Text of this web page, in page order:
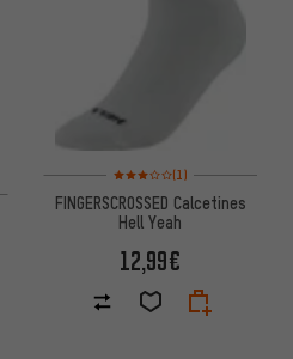
Valoración media: 3 de 5
(1)
FINGERSCROSSED Calcetines
Hell Yeah
12,99€